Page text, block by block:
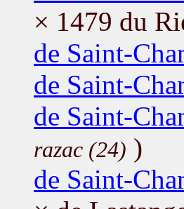
× 1479 du
de Saint-
de Saint-
de Saint-
razac (24) )
de Saint-